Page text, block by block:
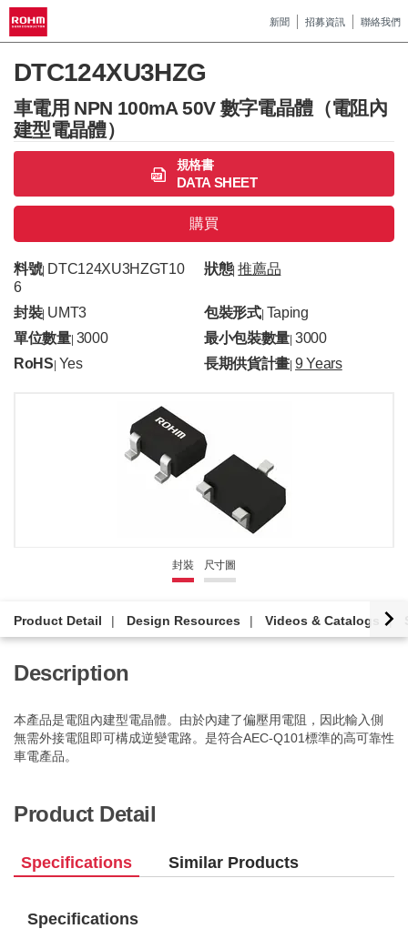
新聞 招募資訊 聯絡我們
DTC124XU3HZG
車電用 NPN 100mA 50V 數字電晶體（電阻內
建型電晶體）
規格書
DATA SHEET
購買
料號| DTC124XU3HZGT10
6
狀態|推薦品
封裝| UMT3 包裝形式| Taping
單位數量| 3000 最小包裝數量 |3000
RoHS Yes 長期供貨計畫 |9 Years
封裝 尺寸圖
Product Detail Design Resources Videos & Catalogs
Description
本產品是電阻內建型電晶體。由於內建了偏壓用電阻，因此輸入側
無需外接電阻即可構成逆變電路。是符合AEC-Q101標準的高可靠性
車電產品。
Product Detail
Specifications Similar Products
Specifications